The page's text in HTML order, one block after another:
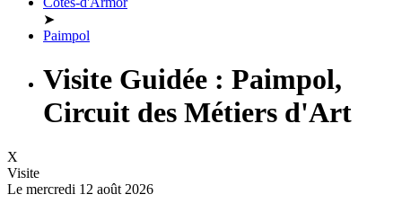
➤
Paimpol
Visite Guidée : Paimpol,
Circuit des Métiers d'Art
X
Visite
Le mercredi 12 août 2026